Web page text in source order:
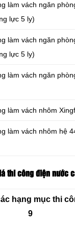
làm vách ngăn
lực 5 ly)
làm vách ngăn
lực 5 ly)
làm vách ngăn
làm vách nhôm
làm vách nhôm hệ
thi công điện nước
hạng mục thi
9